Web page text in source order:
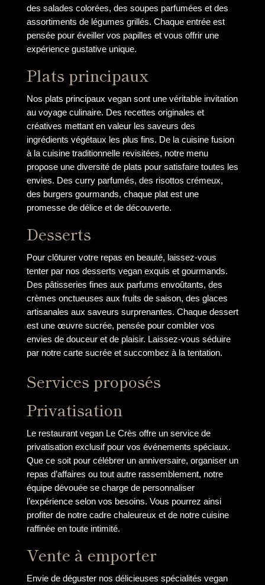
des salades colorées, des soupes parfumées et des
assortiments de légumes grillés. Chaque entrée est
pensée pour éveiller vos papilles et vous offrir une
expérience gustative unique.
Plats principaux
Nos plats principaux vegan sont une véritable invitation
au voyage culinaire. Des recettes originales et
créatives mettant en valeur les saveurs des
ingrédients végétaux les plus fins. De la cuisine fusion
à la cuisine traditionnelle revisitées, notre menu
propose une diversité de plats pour satisfaire toutes les
envies. Des curry parfumés, des risottos crémeux,
des burgers gourmands, chaque plat est une
promesse de délice et de découverte.
Desserts
Pour clôturer votre repas en beauté, laissez-vous
tenter par nos desserts vegan exquis et gourmands.
Des pâtisseries fines aux parfums envoûtants, des
crèmes onctueuses aux fruits de saison, des glaces
artisanales aux saveurs surprenantes. Chaque dessert
est une œuvre sucrée, pensée pour combler vos
envies de douceur et de plaisir. Laissez-vous séduire
par notre carte sucrée et succombez à la tentation.
Services proposés
Privatisation
Le restaurant vegan Le Crès offre un service de
privatisation exclusif pour vos événements spéciaux.
Que ce soit pour célébrer un anniversaire, organiser un
repas d’affaires ou tout autre rassemblement, notre
équipe dévouée se charge de personnaliser
l’expérience selon vos besoins. Vous pourrez ainsi
profiter de notre cadre chaleureux et de notre cuisine
raffinée en toute intimité.
Vente à emporter
Envie de déguster nos délicieuses spécialités vegan